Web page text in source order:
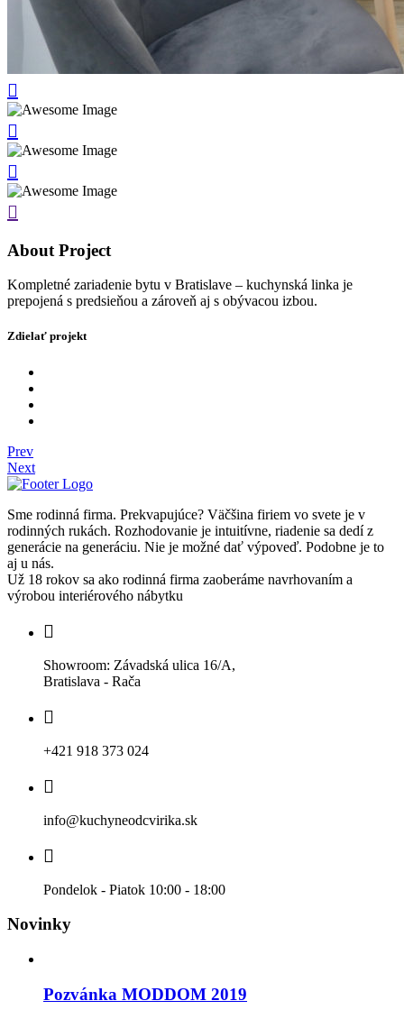
About Project
Kompletné zariadenie bytu v Bratislave – kuchynská linka je
prepojená s predsieňou a zároveň aj s obývacou izbou.
Zdielať projekt
Prev
Next
Sme rodinná firma. Prekvapujúce? Väčšina firiem vo svete je v
rodinných rukách. Rozhodovanie je intuitívne, riadenie sa dedí z
generácie na generáciu. Nie je možné dať výpoveď. Podobne je to
aj u nás.
Už 18 rokov sa ako rodinná firma zaoberáme navrhovaním a
výrobou interiérového nábytku
Showroom: Závadská ulica 16/A,
Bratislava - Rača
+421 918 373 024
info@kuchyneodcvirika.sk
Pondelok - Piatok 10:00 - 18:00
Novinky
Pozvánka MODDOM 2019